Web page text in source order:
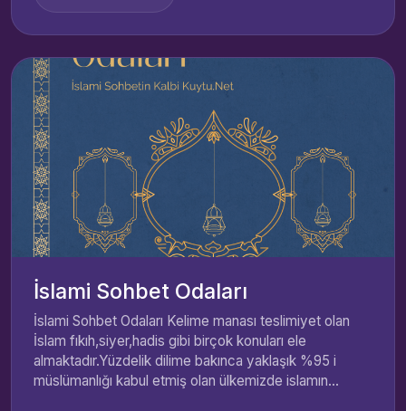
İslami Sohbet Odaları
İslami Sohbet Odaları Kelime manası teslimiyet olan
İslam fıkıh,siyer,hadis gibi birçok konuları ele
almaktadır.Yüzdelik dilime bakınca yaklaşık %95 i
müslümanlığı kabul etmiş olan ülkemizde islamın...